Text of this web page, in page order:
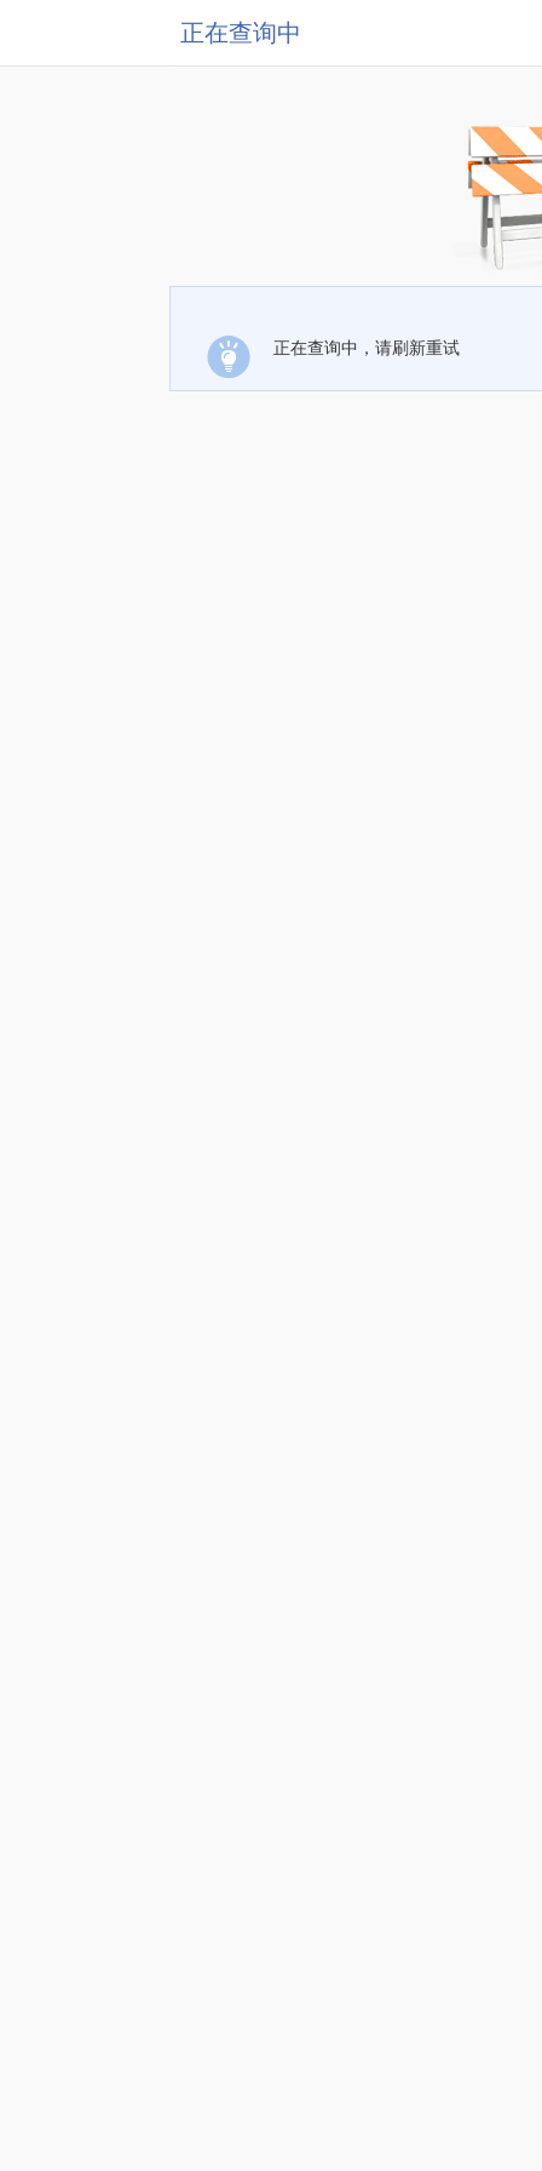
正在查询中
正在查询中，请刷新重试